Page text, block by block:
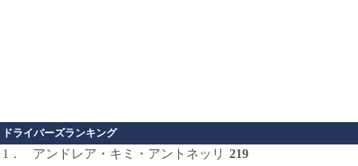
ドライバーズランキング
1． アンドレア・キミ・アントネッリ 219